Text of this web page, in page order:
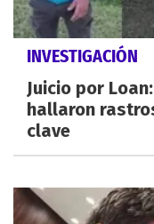
INVESTIGACIÓN
Juicio por
hallaron
clave